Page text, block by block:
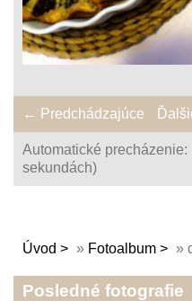
← Predchádzajúce
Automatické precházenie:
sekundách)
Úvod » Fotoalbum »
Posledné fotografie